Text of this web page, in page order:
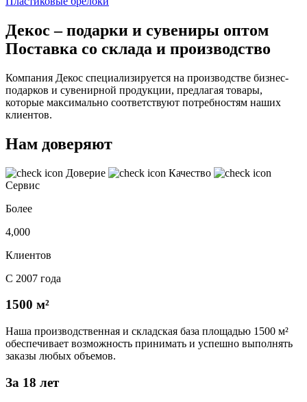
Декос – подарки и сувениры оптом
Поставка со склада и производство
Компания Декос специализируется на производстве бизнес-
подарков и сувенирной продукции, предлагая товары,
которые максимально соответствуют потребностям наших
клиентов.
Нам доверяют
Доверие
Качество
Сервис
Более
4,000
Клиентов
С 2007 года
1500 м²
Наша производственная и складская база площадью 1500 м²
обеспечивает возможность принимать и успешно выполнять
заказы любых объемов.
За 18 лет